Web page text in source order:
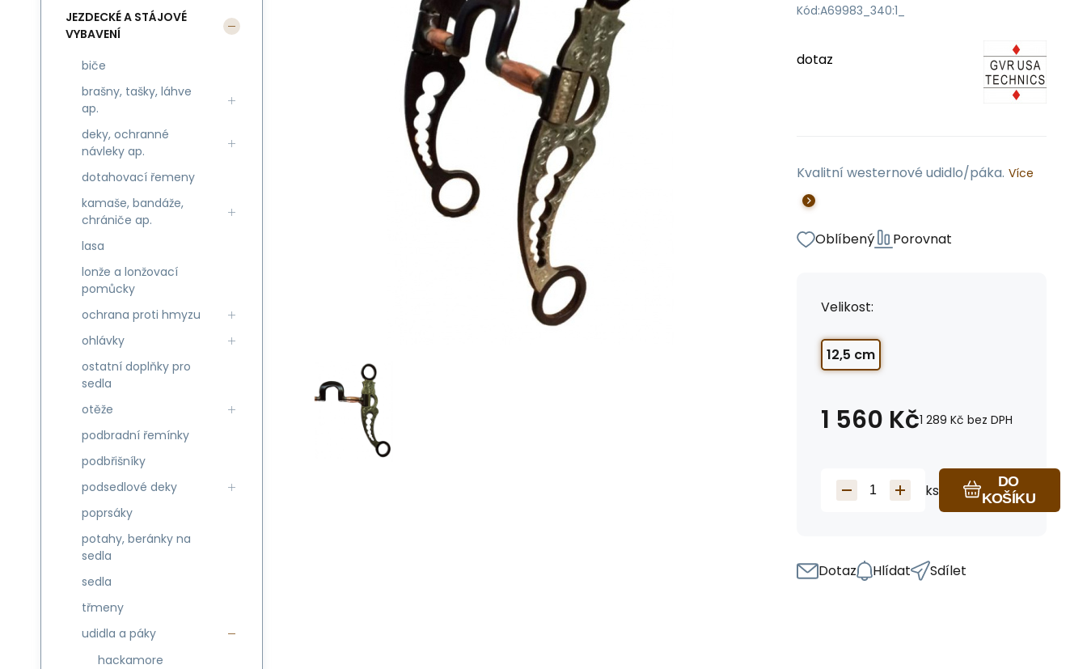
Kód:A69983_340:1_
dotaz
Kvalitní westernové udidlo/páka. Více
Oblíbený Porovnat
Velikost:
12,5 cm
1 560 Kč1 289 Kč bez DPH
ks
DO
KOŠÍKU
Dotaz Hlídat Sdílet
JEZDECKÉ A STÁJOVÉ
VYBAVENÍ
biče
brašny, tašky, láhve
ap.
deky, ochranné
návleky ap.
dotahovací řemeny
kamaše, bandáže,
chrániče ap.
lasa
lonže a lonžovací
pomůcky
ochrana proti hmyzu
ohlávky
ostatní doplňky pro
sedla
otěže
podbradní řemínky
podbřišníky
podsedlové deky
poprsáky
potahy, beránky na
sedla
sedla
třmeny
udidla a páky
hackamore